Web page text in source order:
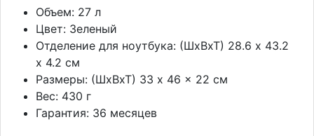
Объем: 27 л
Цвет: Зеленый
Отделение для ноутбука: (ШхВхТ) 28.6 x 43.2
x 4.2 см
Размеры: (ШхВхТ) 33 x 46 x 22 см
Вес: 430 г
Гарантия: 36 месяцев